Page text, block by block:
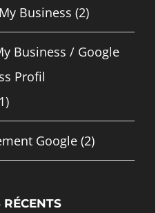
Business (2)
Business / Google
Profil
Google (2)